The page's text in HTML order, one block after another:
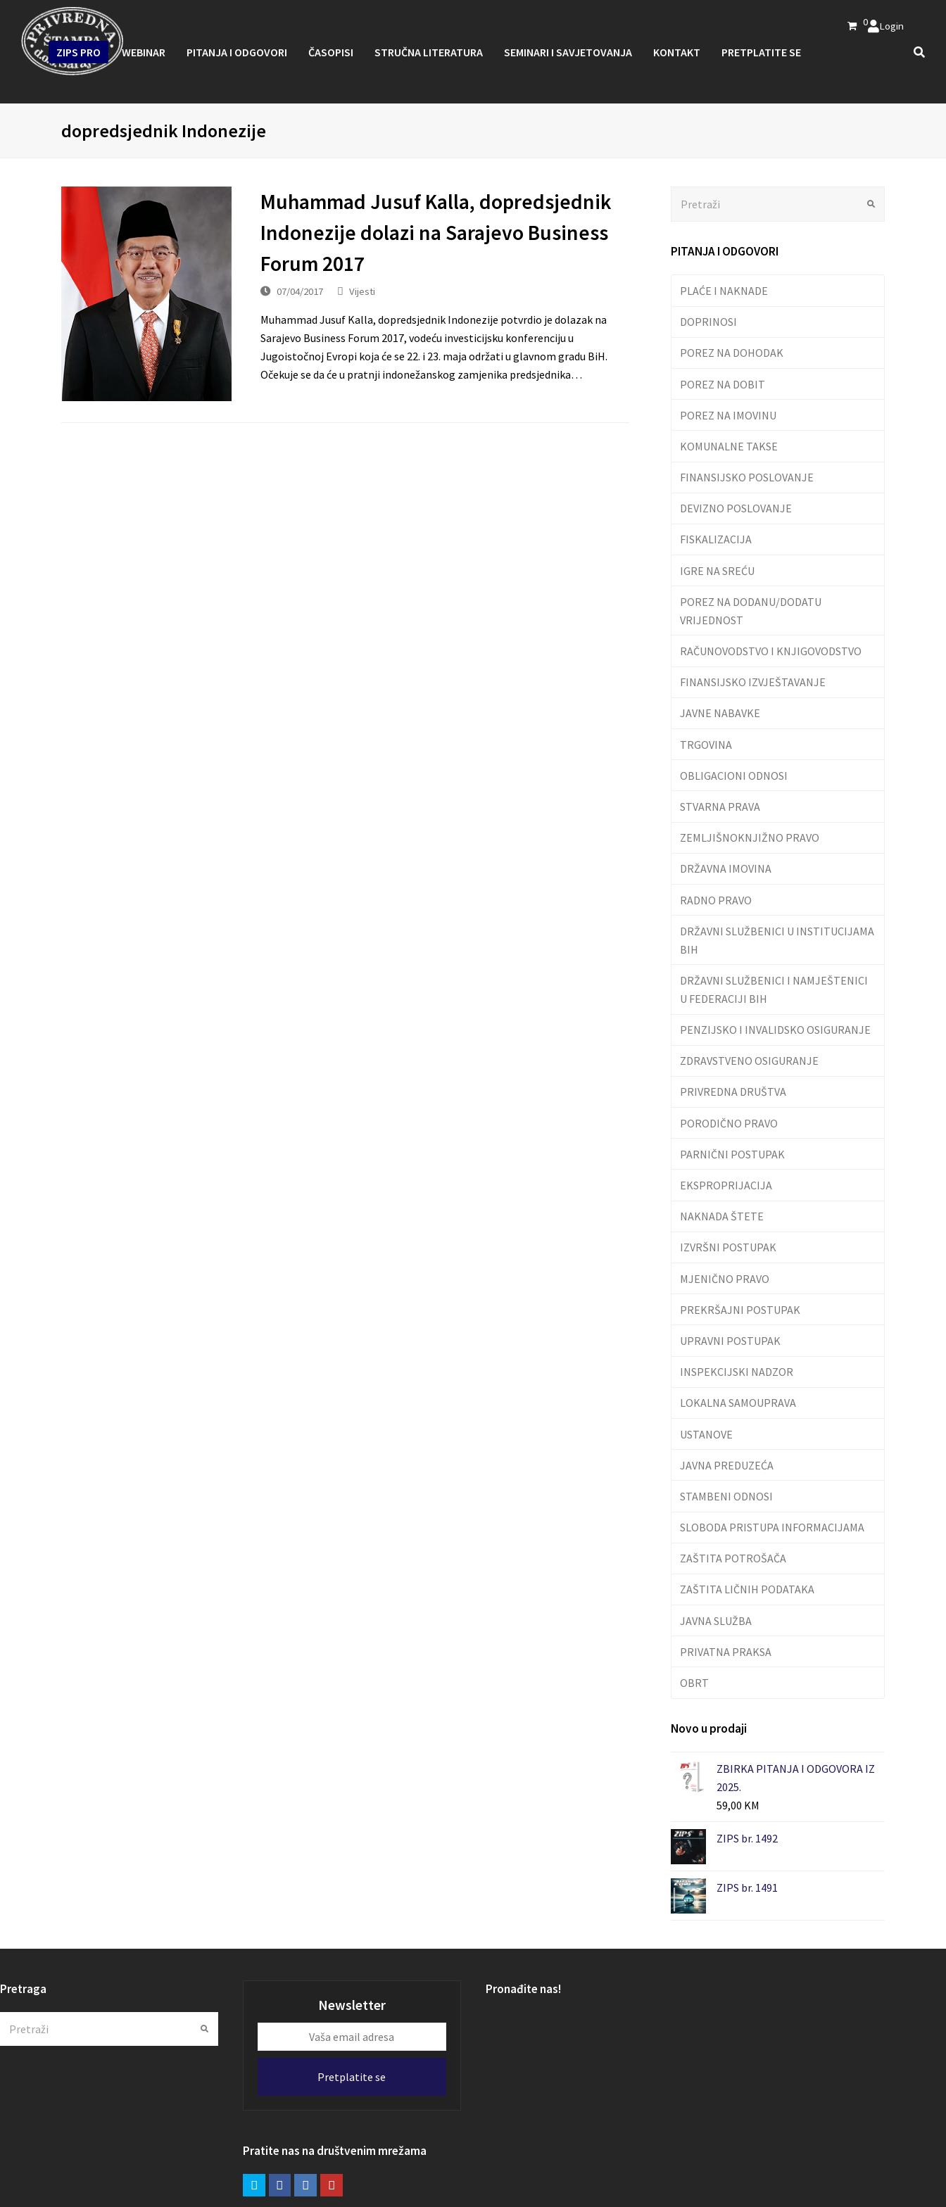
0 Login
ZIPS PRO WEBINAR PITANJA I ODGOVORI ČASOPISI STRUČNA LITERATURA SEMINARI I SAVJETOVANJA KONTAKT PRETPLATITE SE
dopredsjednik Indonezije
Muhammad Jusuf Kalla, dopredsjednik
Indonezije dolazi na Sarajevo Business
Forum 2017
07/04/2017 Vijesti
Muhammad Jusuf Kalla, dopredsjednik Indonezije potvrdio je dolazak na
Sarajevo Business Forum 2017, vodeću investicijsku konferenciju u
Jugoistočnoj Evropi koja će se 22. i 23. maja održati u glavnom gradu BiH.
Očekuje se da će u pratnji indonežanskog zamjenika predsjednika…
PITANJA I ODGOVORI
PLAĆE I NAKNADE
DOPRINOSI
POREZ NA DOHODAK
POREZ NA DOBIT
POREZ NA IMOVINU
KOMUNALNE TAKSE
FINANSIJSKO POSLOVANJE
DEVIZNO POSLOVANJE
FISKALIZACIJA
IGRE NA SREĆU
POREZ NA DODANU/DODATU
VRIJEDNOST
RAČUNOVODSTVO I KNJIGOVODSTVO
FINANSIJSKO IZVJEŠTAVANJE
JAVNE NABAVKE
TRGOVINA
OBLIGACIONI ODNOSI
STVARNA PRAVA
ZEMLJIŠNOKNJIŽNO PRAVO
DRŽAVNA IMOVINA
RADNO PRAVO
DRŽAVNI SLUŽBENICI U INSTITUCIJAMA
BIH
DRŽAVNI SLUŽBENICI I NAMJEŠTENICI
U FEDERACIJI BIH
PENZIJSKO I INVALIDSKO OSIGURANJE
ZDRAVSTVENO OSIGURANJE
PRIVREDNA DRUŠTVA
PORODIČNO PRAVO
PARNIČNI POSTUPAK
EKSPROPRIJACIJA
NAKNADA ŠTETE
IZVRŠNI POSTUPAK
MJENIČNO PRAVO
PREKRŠAJNI POSTUPAK
UPRAVNI POSTUPAK
INSPEKCIJSKI NADZOR
LOKALNA SAMOUPRAVA
USTANOVE
JAVNA PREDUZEĆA
STAMBENI ODNOSI
SLOBODA PRISTUPA INFORMACIJAMA
ZAŠTITA POTROŠAČA
ZAŠTITA LIČNIH PODATAKA
JAVNA SLUŽBA
PRIVATNA PRAKSA
OBRT
Novo u prodaji
ZBIRKA PITANJA I ODGOVORA IZ
2025.
59,00 KM
ZIPS br. 1492
ZIPS br. 1491
Pretraga
Submit
Newsletter
email
Pretplatite se
Pratite nas na društvenim mrežama
Pronađite nas!